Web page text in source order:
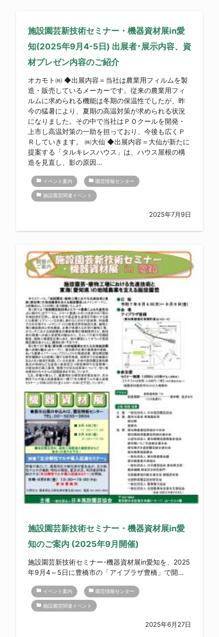
施設園芸新技術セミナー・機器資材展in愛
知(2025年9月4-5日) 出展者･展示内容、資
材プレゼン内容のご紹介
オカモト㈱ ◆出展内容＝当社は農業用フィルムを製
造・販売しているメーカーです。従来の農業用フィ
ルムに求められる機能は冬期の保温性でしたが、昨
今の猛暑により、夏期の高温対策が求められる状況
になりました。その中で当社はＰＯクールを開発・
上市し高温対策の一助を担っており、今後も広くＰ
Ｒしていきます。 ㈱大仙 ◆出展内容＝大仙が新たに
提案する「タルキレスハウス」は、ハウス屋根の構
造を見直し、影の原因...
folder イベント案内 folder 園芸情報センター
folder 施設園芸関連イベント
2025年7月9日
施設園芸新技術セミナー・機器資材展in愛
知のご案内 (2025年9月開催)
施設園芸新技術セミナー･機器資材展in愛知を、2025
年9月4～5日に豊橋市の「アイプラザ豊橋」で開...
folder イベント案内 folder 園芸情報センター
folder 施設園芸関連イベント
2025年6月27日